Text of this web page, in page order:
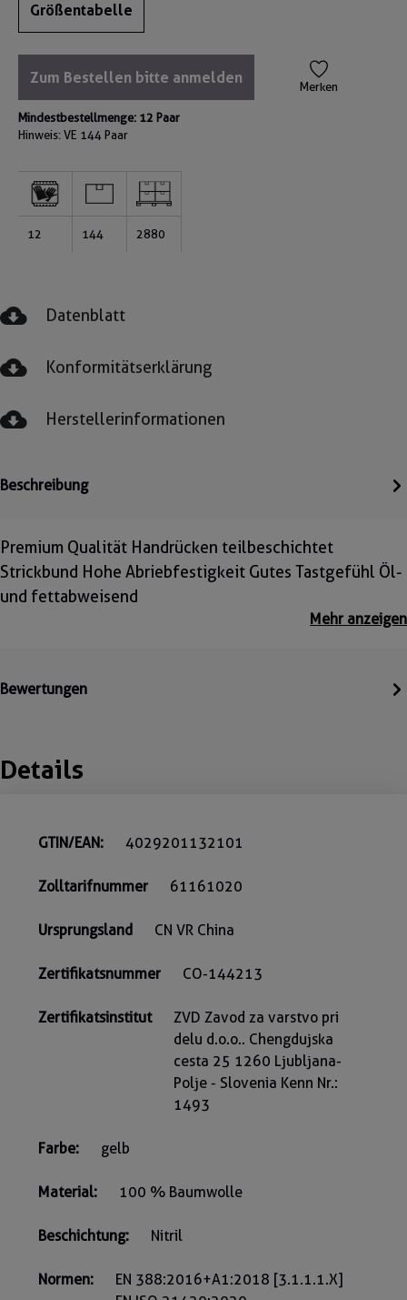
Größentabelle
Zum Bestellen bitte anmelden Merken
Mindestbestellmenge: 12 Paar
Hinweis: VE 144 Paar
12 144 2880
Datenblatt
Konformitätserklärung
Herstellerinformationen
Beschreibung
Premium Qualität Handrücken teilbeschichtet
Strickbund Hohe Abriebfestigkeit Gutes Tastgefühl Öl-
und fettabweisend
Mehr anzeigen
Bewertungen
Details
GTIN/EAN: 4029201132101
Zolltarifnummer 61161020
Ursprungsland CN VR China
Zertifikatsnummer CO-144213
Zertifikatsinstitut
ZVD Zavod za varstvo pri
delu d.o.o.. Chengdujska
cesta 25 1260 Ljubljana-
Polje - Slovenia Kenn Nr.:
1493
Farbe: gelb
Material: 100 % Baumwolle
Beschichtung: Nitril
Normen:
EN 388:2016+A1:2018 [3.1.1.1.X]